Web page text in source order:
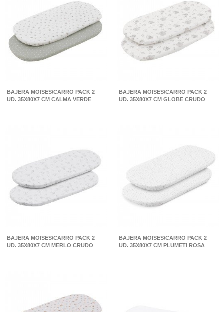
BAJERA MOISES/CARRO PACK 2
UD. 35X80X7 CM CALMA VERDE
BAJERA MOISES/CARRO PACK 2
UD. 35X80X7 CM GLOBE CRUDO
BAJERA MOISES/CARRO PACK 2
UD. 35X80X7 CM MERLO CRUDO
BAJERA MOISES/CARRO PACK 2
UD. 35X80X7 CM PLUMETI ROSA